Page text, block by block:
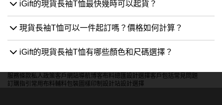
問：現貨長袖T恤的材質是什麼？
答：我們的現貨長袖T恤主要使用高品質的棉質、聚酯纖維
性，適合日常穿著和各種場合。部分款式還具有吸濕排汗和
問：我可以在現貨長袖T恤上添加個性化的印刷或刺繡嗎？
iGift的現貨長袖T恤最快幾時可以起貨？
現貨長袖T恤可以一件起訂嗎？價格如何計算？
iGift的現貨長袖T恤有哪些顏色和尺碼選擇？
服務條款私人政策客戶 網站導航博客布料總匯設計選擇客戶包括常見問題
訂購指引 常用布料輔料包裝 圖樣印制 設計站設計選擇